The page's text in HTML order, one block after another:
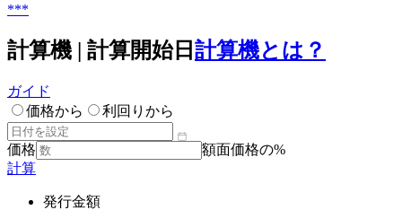
***
計算機 | 計算開始日 計算機とは？
ガイド
価格から
利回りから
価格
額面価格の%
計算
発行金額